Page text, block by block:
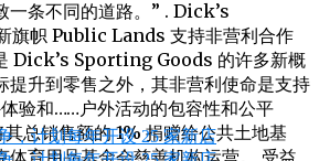
一条不同的道路。” . Dick’s
帜 Public Lands 支持非营利合作
Dick’s Sporting Goods 的许多新概
提升到零售之外，其非营利使命是支持
验和……户外活动的包容性和公平
总销售额的 1% 捐赠给公共土地基
体育用品基金会慈善机构运营。 受益